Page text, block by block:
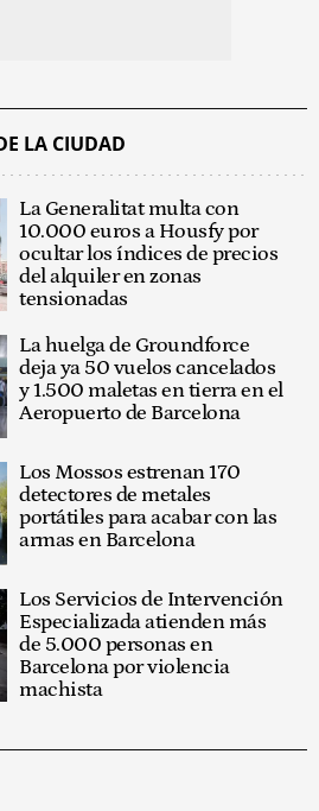
LA CIUDAD
La Generalitat multa con
10.000 euros a Housfy por
ocultar los índices de precios
del alquiler en zonas
tensionadas
La huelga de Groundforce
deja ya 50 vuelos cancelados
y 1.500 maletas en tierra en el
Aeropuerto de Barcelona
Los Mossos estrenan 170
detectores de metales
portátiles para acabar con las
armas en Barcelona
Los Servicios de Intervención
Especializada atienden más
de 5.000 personas en
Barcelona por violencia
machista